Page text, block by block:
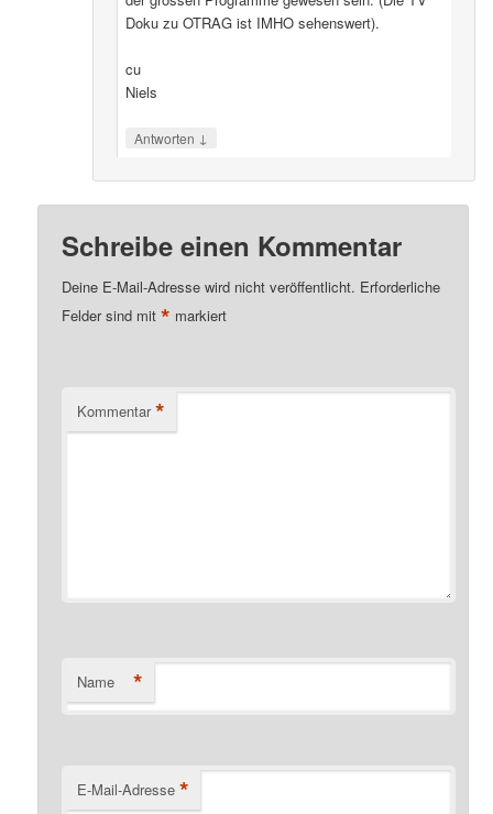
Doku zu OTRAG ist IMHO sehenswert).
cu
Niels
Antworten ↓
Schreibe einen Kommentar
Deine E-Mail-Adresse wird nicht veröffentlicht. Erforderliche
Felder sind mit* markiert
Kommentar *
Name *
E-Mail-Adresse *